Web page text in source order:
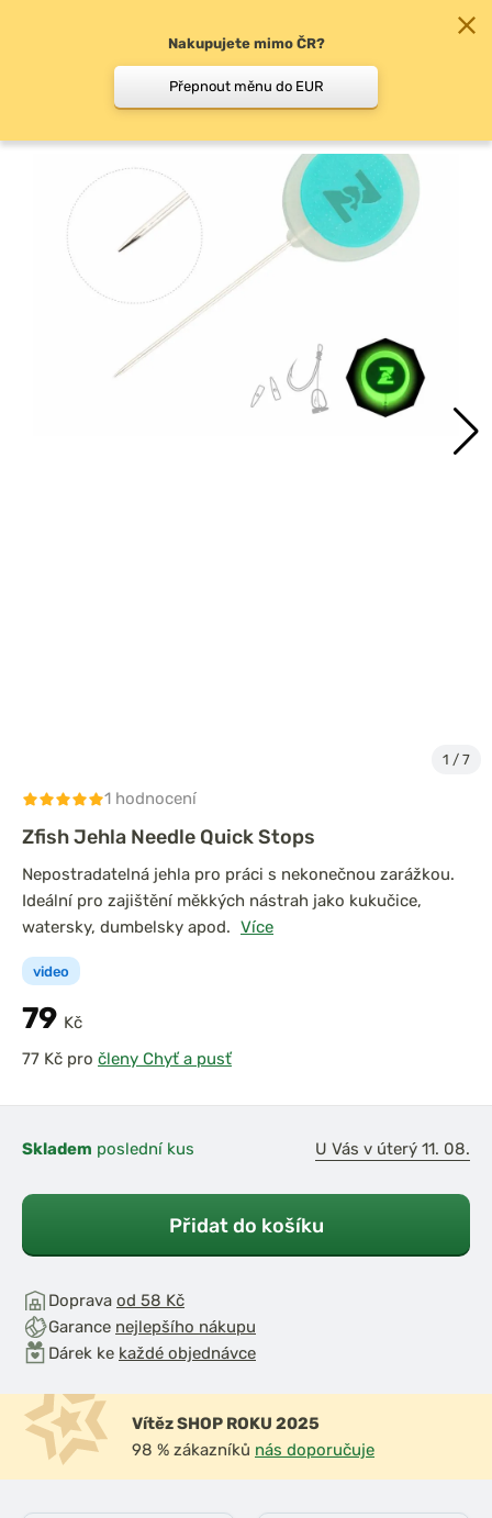
1 / 7
1 hodnocení
Zfish Jehla Needle Quick Stops
video
Nepostradatelná jehla pro práci s nekonečnou zarážkou.
Ideální pro zajištění měkkých nástrah jako kukučice,
watersky, dumbelsky apod. Více
79 Kč
pro členy Chyť a pusť
Skladem poslední kus U Vás v úterý 11. 08.
Přidat do košíku
Doprava od 58 Kč
Garance nejlepšího nákupu
Dárek ke každé objednávce
Vítěz SHOP ROKU 2025
98 % zákazníků nás doporučuje
Nakupujete mimo ČR?
Přepnout měnu do EUR